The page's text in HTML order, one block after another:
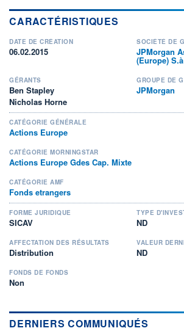
CARACTÉRISTIQUES
DATE DE CRÉATION
06.02.2015
SOCIÉTÉ DE
JPMorgan
(Europe)
GÉRANTS
Ben Stapley
Nicholas Horne
GROUPE DE
JPMorgan
CATÉGORIE GÉNÉRALE
Actions Europe
CATÉGORIE MORNINGSTAR
Actions Europe Gdes Cap. Mixte
CATÉGORIE AMF
Fonds etrangers
FORME JURIDIQUE
SICAV
TYPE
ND
AFFECTATION DES RÉSULTATS
Distribution
VALEUR
ND
FONDS DE FONDS
Non
DERNIERS COMMUNIQUÉS